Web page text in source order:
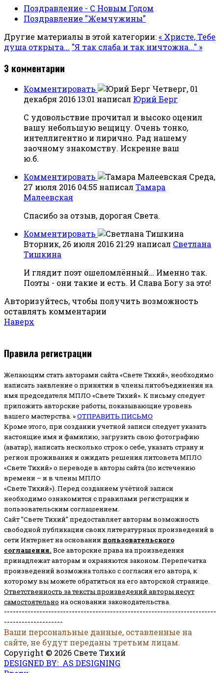
Поздравление - С Новым Годом
Поздравление "Жемчужины"
Другие материалы в этой категории:« Христе, Тебе
душа открыта... "Я так слаба и так ничтожна..." »
3 комментарии
Комментировать
Четверг, 01
декабря 2016 13:01 написал Юрий Берг
С удовольствие прочитал и высоко оценил
вашу небольшую вещицу. Очень тонко,
интеллигентно и лирично. Рад нашему
заочному знакомству. Искренне ваш
ю.б.
Комментировать
Среда,
27 июля 2016 04:55 написал Тамара
Малеевская
Спасибо за отзыв, дорогая Света.
Комментировать
Вторник, 26 июля 2016 21:29 написал Светлана
Тишкина
И глядит поэт ошеломлённый… Именно так.
Поэты - они такие и есть. И Слава Богу за это!
Авторизуйтесь, чтобы получить возможность
оставлять комментарии
Наверх
Правила регистрации
Желающим стать авторами сайта «Свете Тихий», необходимо
написать заявление о принятии в члены литобъединения на
имя председателя МПЛО «Свете Тихий». К письму следует
приложить авторские работы, показывающие уровень
вашего мастерства. »ОТПРАВИТЬ ПИСЬМО
Кроме этого, при создании учетной записи следует указать
настоящие имя и фамилию, загрузить свою фотографию
(аватар), написать несколько строк о себе, указать страну и
регион проживания и ожидать решения литсовета МПЛО
«Свете Тихий» о переводе в авторы сайта (по истечению
времени – и в члены МПЛО
«Свете Тихий»). Перед созданием учётной записи
необходимо ознакомится с правилами регистрации и
пользовательским соглашением.
Сайт "Свете Тихий" предоставляет авторам возможность
свободной публикации своих литературных произведений в
сети Интернет на основании пользовательского
соглашения. Все авторские права на произведения
принадлежат авторам и охраняются законом. Перепечатка
произведений возможна только с согласия его автора, к
которому вы можете обратиться на его авторской странице.
Ответственность за тексты произведений авторы несут
самостоятельно на основании законодательства.
------------------------------------------------------------------------
--------------------
Ваши персональные данные, оставленные на
сайте, не будут переданы третьим лицам.
Copyright © 2026 Свете Тихий
DESIGNED BY: AS DESIGNING